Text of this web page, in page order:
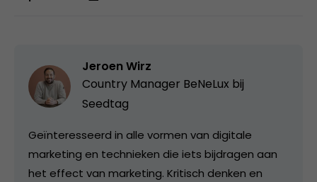
Jeroen Wirz
Country Manager BeNeLux bij
Seedtag
Geïnteresseerd in alle vormen van digitale
marketing en technieken die iets bijdragen aan
het effect van marketing. Kritisch denken en